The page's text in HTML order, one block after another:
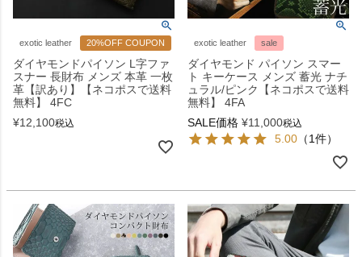
exotic leather 20%OFF COUPON
ダイヤモンドパイソン L字ファ
スナー 長財布 メンズ 本革 一枚
革【訳あり】【ネコポスで送料
無料】 4FC
¥12,100税込
exotic leather sale
ダイヤモンド パイソン スマー
ト キーケース メンズ 蓄光 ナチ
ュラル/ピンク【ネコポスで送料
無料】 4FA
SALE価格 ¥11,000税込
5.00 （1件）